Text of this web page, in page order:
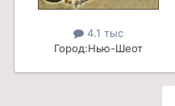
4.1 тыс
Город:Нью-Шеот